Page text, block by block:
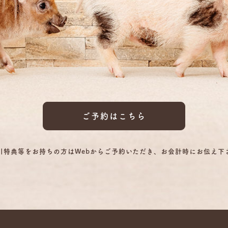
ご予約はこちら
典等をお持ちの方はWebからご予約いただき、お会計時にお伝え下